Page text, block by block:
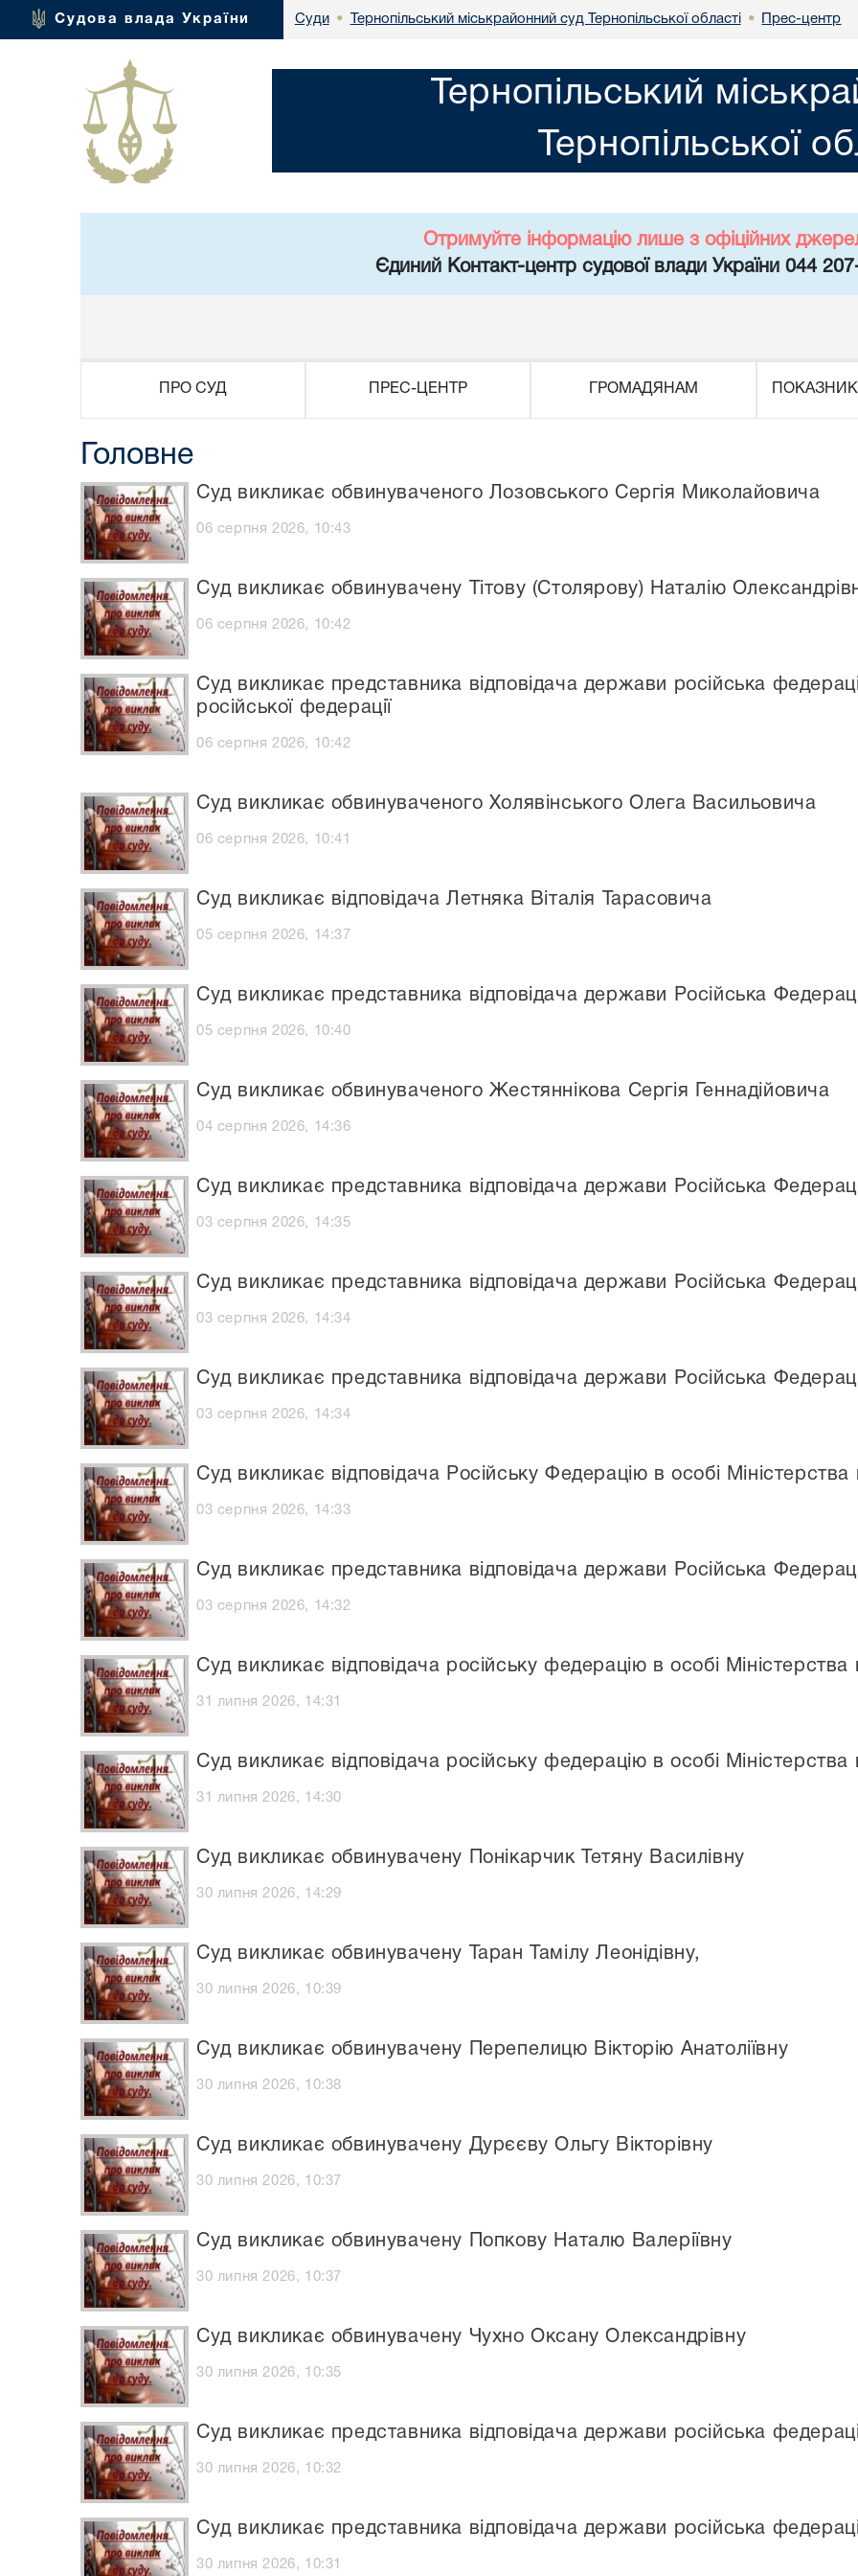
Судова влада України Суди • Тернопільський міськрайонний суд Тернопільської області • Прес-центр
Тернопільський
Тернопільської
Отримуйте інформацію лише з офіційних
Єдиний Контакт-центр судової влади України 044
ПРО СУД ПРЕС-ЦЕНТР ГРОМАДЯНАМ
Головне
Суд викликає обвинуваченого Лозовського Сергія Миколайовича
06 серпня 2026, 10:43
Суд викликає обвинувачену Тітову (Столярову) Наталію
06 серпня 2026, 10:42
Суд викликає представника відповідача держави російська
російської федерації
06 серпня 2026, 10:42
Суд викликає обвинуваченого Холявінського Олега Васильовича
06 серпня 2026, 10:41
Суд викликає відповідача Летняка Віталія Тарасовича
05 серпня 2026, 14:37
Суд викликає представника відповідача держави Російська
05 серпня 2026, 10:40
Суд викликає обвинуваченого Жестяннікова Сергія Геннадійовича
04 серпня 2026, 14:36
Суд викликає представника відповідача держави Російська
03 серпня 2026, 14:35
Суд викликає представника відповідача держави Російська
03 серпня 2026, 14:34
Суд викликає представника відповідача держави Російська
03 серпня 2026, 14:34
Суд викликає відповідача Російську Федерацію в особі Міністерства
03 серпня 2026, 14:33
Суд викликає представника відповідача держави Російська
03 серпня 2026, 14:32
Суд викликає відповідача російську федерацію в особі Міністерства
31 липня 2026, 14:31
Суд викликає відповідача російську федерацію в особі Міністерства
31 липня 2026, 14:30
Суд викликає обвинувачену Понікарчик Тетяну Василівну
30 липня 2026, 14:29
Суд викликає обвинувачену Таран Тамілу Леонідівну,
30 липня 2026, 10:39
Суд викликає обвинувачену Перепелицю Вікторію Анатоліївну
30 липня 2026, 10:38
Суд викликає обвинувачену Дурєєву Ольгу Вікторівну
30 липня 2026, 10:37
Суд викликає обвинувачену Попкову Наталю Валеріївну
30 липня 2026, 10:37
Суд викликає обвинувачену Чухно Оксану Олександрівну
30 липня 2026, 10:35
Суд викликає представника відповідача держави російська
30 липня 2026, 10:32
Суд викликає представника відповідача держави російська
30 липня 2026, 10:31